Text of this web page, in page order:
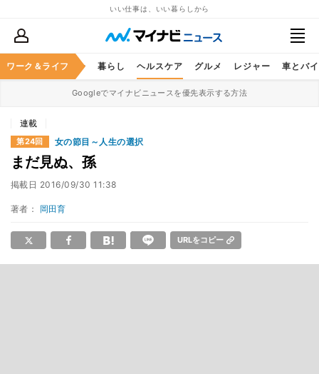
いい仕事は、いい暮らしから
ワーク＆ライフ
ススキル マネー 暮らし ヘルスケア グルメ レジャー 車とバ
Googleでマイナビニュースを優先表示する方法
連載
第24回 女の節目～人生の選択
まだ見ぬ、孫
掲載日 2016/09/30 11:38
著者： 岡田育
URLをコピー